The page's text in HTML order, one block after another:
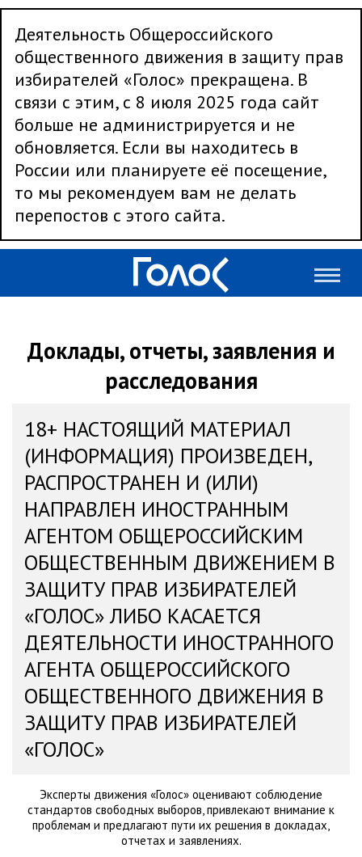
Деятельность Общероссийского
общественного движения в защиту прав
избирателей «Голос» прекращена. В
связи с этим, с 8 июля 2025 года сайт
больше не администрируется и не
обновляется. Если вы находитесь в
России или планируете её посещение,
то мы рекомендуем вам не делать
перепостов с этого сайта.
Доклады, отчеты, заявления и
расследования
18+ НАСТОЯЩИЙ МАТЕРИАЛ
(ИНФОРМАЦИЯ) ПРОИЗВЕДЕН,
РАСПРОСТРАНЕН И (ИЛИ)
НАПРАВЛЕН ИНОСТРАННЫМ
АГЕНТОМ ОБЩЕРОССИЙСКИМ
ОБЩЕСТВЕННЫМ ДВИЖЕНИЕМ В
ЗАЩИТУ ПРАВ ИЗБИРАТЕЛЕЙ
«ГОЛОС» ЛИБО КАСАЕТСЯ
ДЕЯТЕЛЬНОСТИ ИНОСТРАННОГО
АГЕНТА ОБЩЕРОССИЙСКОГО
ОБЩЕСТВЕННОГО ДВИЖЕНИЯ В
ЗАЩИТУ ПРАВ ИЗБИРАТЕЛЕЙ
«ГОЛОС»
Эксперты движения «Голос» оценивают соблюдение
стандартов свободных выборов, привлекают внимание к
проблемам и предлагают пути их решения в докладах,
отчетах и заявлениях.